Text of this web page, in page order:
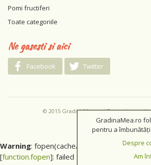
Pomi fructiferi
Toate categoriile
Ne gasesti si aici
Facebook Twitter
© 2015 GradinaMea.ro / Toate
Warning: fopen(cache/
[function.fopen]: failed to open stream: No
GradinaMea.ro
pentru a
Despre
Am